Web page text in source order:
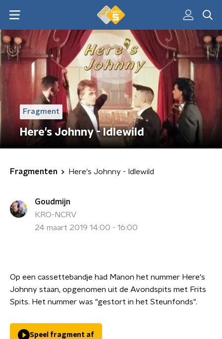
Fragment
Here's Johnny - Idlewild
Fragmenten Here's Johnny - Idlewild
Goudmijn
KRO-NCRV
24 maart 2019 14:00 - 16:00
Op een cassettebandje had Manon het nummer Here's
Johnny staan, opgenomen uit de Avondspits met Frits
Spits. Het nummer was "gestort in het Steunfonds".
Speel fragment af